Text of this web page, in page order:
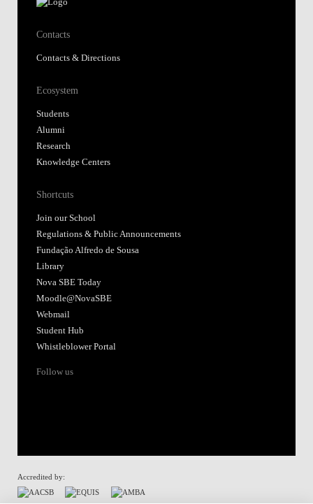
Contacts
Contacts & Directions
Ecosystem
Students
Alumni
Research
Knowledge Centers
Shortcuts
Join our School
Regulations & Public Announcements
Fundação Alfredo de Sousa
Library
Nova SBE Today
Moodle@NovaSBE
Webmail
Student Hub
Whistleblower Portal
Follow us
Accredited by: